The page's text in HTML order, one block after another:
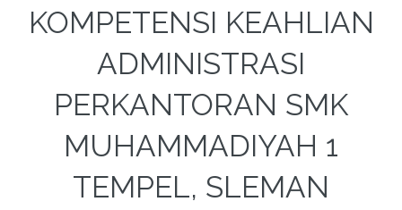
KOMPETENSI KEAHLIAN
ADMINISTRASI
PERKANTORAN SMK
MUHAMMADIYAH 1
TEMPEL, SLEMAN